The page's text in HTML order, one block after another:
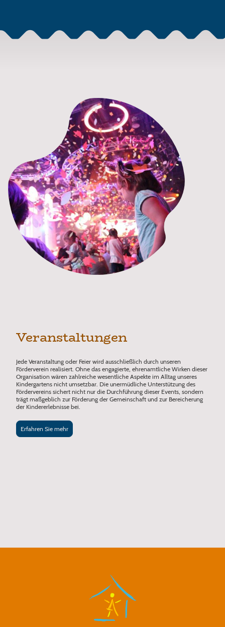
Veranstaltungen
Jede Veranstaltung oder Feier wird ausschließlich durch unseren
Förderverein realisiert. Ohne das engagierte, ehrenamtliche Wirken dieser
Organisation wären zahlreiche wesentliche Aspekte im Alltag unseres
Kindergartens nicht umsetzbar. Die unermüdliche Unterstützung des
Fördervereins sichert nicht nur die Durchführung dieser Events, sondern
trägt maßgeblich zur Förderung der Gemeinschaft und zur Bereicherung
der Kindererlebnisse bei.
Erfahren Sie mehr